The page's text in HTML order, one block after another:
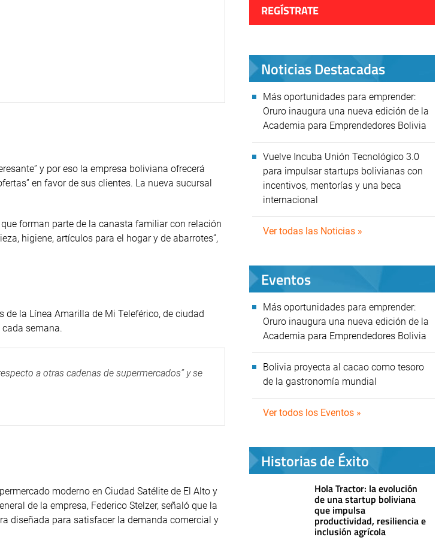
y por eso la empresa boliviana ofrecerá
en favor de sus clientes. La nueva sucursal
forman parte de la canasta familiar con relación
higiene, artículos para el hogar y de abarrotes”,
la Línea Amarilla de Mi Teleférico, de ciudad
semana.
a otras cadenas de supermercados” y se
moderno en Ciudad Satélite de El Alto y
de la empresa, Federico Stelzer, señaló que la
diseñada para satisfacer la demanda comercial y
REGÍSTRATE
Noticias Destacadas
Más oportunidades para emprender:
Oruro inaugura una nueva edición de la
Academia para Emprendedores Bolivia
Vuelve Incuba Unión Tecnológico 3.0
para impulsar startups bolivianas con
incentivos, mentorías y una beca
internacional
Ver todas las Noticias »
Eventos
Más oportunidades para emprender:
Oruro inaugura una nueva edición de la
Academia para Emprendedores Bolivia
Bolivia proyecta al cacao como tesoro
de la gastronomía mundial
Ver todos los Eventos »
Historias de Éxito
Hola Tractor: la evolución
de una startup boliviana
que impulsa
productividad, resiliencia e
inclusión agrícola